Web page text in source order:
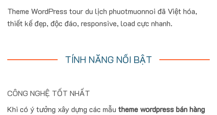
Theme WordPress tour du lịch phuotmuonnoi đã Việt hóa,
thiết kế đẹp, độc đáo, responsive, load cực nhanh.
TÍNH NĂNG NỔI BẬT
CÔNG NGHỆ TỐT NHẤT
Khi có ý tưởng xây dựng các mẫu theme wordpress bán hàng